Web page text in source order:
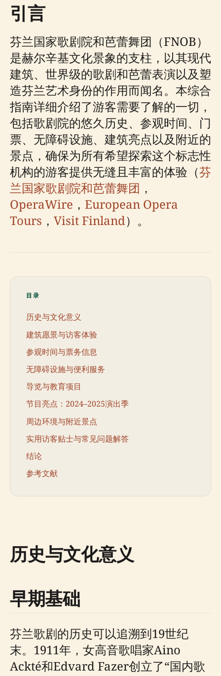
引言
芬兰国家歌剧院和芭蕾舞团（FNOB）
是赫尔辛基文化景象的支柱，以其现代
建筑、世界级的歌剧和芭蕾表演以及塑
造芬兰艺术身份的作用而闻名。本综合
指南详细介绍了游客需要了解的一切，
包括歌剧院的悠久历史、参观时间、门
票、无障碍设施、建筑亮点以及附近的
景点，确保为所有希望探索这个标志性
机构的游客提供无缝且丰富的体验（芬
兰国家歌剧院和芭蕾舞团 ，
OperaWire ， European Opera
Tours ， Visit Finland）。
目录
历史与文化意义
建筑愿景与访客体验
参观时间与票务信息
无障碍设施与便利服务
导览与教育项目
节目亮点：2024–2025演出季
周边环境与附近景点
实用访客贴士与常见问题解答
结论
参考文献
历史与文化意义
早期基础
芬兰歌剧的历史可以追溯到19世纪
末。1911年，女高音歌唱家Aino
Ackté和Edvard Fazer创立了“国内歌